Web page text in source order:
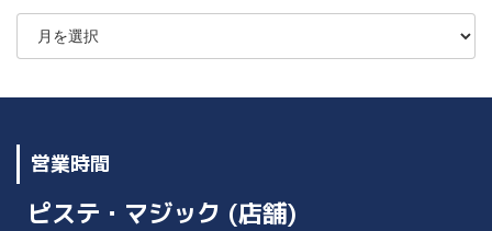
ア
カ
ブ
営業時間
ピステ・マジック (店舗)